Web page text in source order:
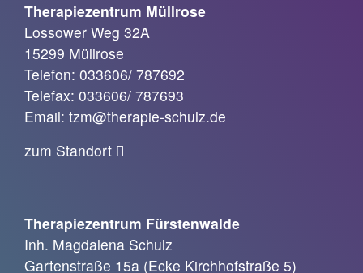
Therapiezentrum Müllrose
Lossower Weg 32A
15299 Müllrose
Telefon: 033606/ 787692
Telefax: 033606/ 787693
Email: tzm@therapie-schulz.de
zum Standort
Therapiezentrum Fürstenwalde
Inh. Magdalena Schulz
Gartenstraße 15a (Ecke Kirchhofstraße 5)